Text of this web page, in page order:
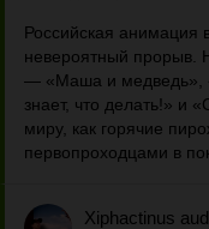
Российская анимация
невероятный прорыв.
— «Маша и медведь»,
знает, что делать!» и
миру, как горячие
первопроходцами в
Xiphactinus